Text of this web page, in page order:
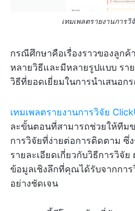
เทมเพลตรายงานการวิ
กรณีศึกษาคือเรื่องราวของลูกค้
หลายวิธีและมีหลายรูปแบบ รา
วิธีที่ยอดเยี่ยมในการนำเสนอก
เทมเพลตรายงานการวิจัย
ละขั้นตอนที่สามารถช่วยให้ทีม
การวิจัยที่ง่ายต่อการติดตาม ซึ่
รายละเอียดเกี่ยวกับวิธีการวิจั
ข้อมูลเชิงลึกที่คุณได้รับจากการ
อย่างชัดเจน